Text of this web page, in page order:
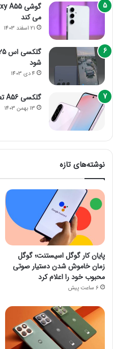
می کند
21 اسفند 1403
شود
4 دی 1403
گلکسی A56 تعمیر سخت تری نسبت به A55 دارد
13 بهمن 1403
نوشته‌های تازه
پایان کار گوگل اسیستنت؛ گوگل
زمان خاموش شدن دستیار صوتی
محبوب خود را اعلام کرد
6 ساعت پیش